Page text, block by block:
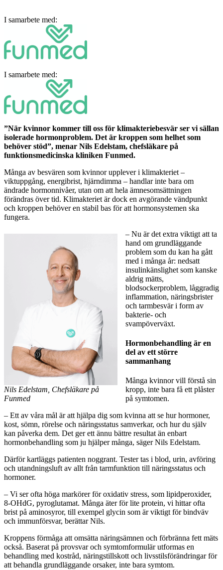
I samarbete med:
I samarbete med:
”När kvinnor kommer till oss för klimakteriebesvär ser vi sällan
isolerade hormonproblem. Det är kroppen som helhet som
behöver stöd”, menar Nils Edelstam, chefsläkare på
funktionsmedicinska kliniken Funmed.
Många av besvären som kvinnor upplever i klimakteriet –
viktuppgång, energibrist, hjärndimma – handlar inte bara om
ändrade hormonnivåer, utan om att hela ämnesomsättningen
förändras över tid. Klimakteriet är dock en avgörande vändpunkt
och kroppen behöver en stabil bas för att hormonsystemen ska
fungera.
Nils Edelstam, Chefsläkare på
Funmed
– Nu är det extra viktigt att ta
hand om grundläggande
problem som du kan ha gått
med i många år: nedsatt
insulinkänslighet som kanske
aldrig mätts,
blodsockerproblem, låggradig
inflammation, näringsbrister
och tarmbesvär i form av
bakterie- och
svampöverväxt.
Hormonbehandling är en
del av ett större
sammanhang
Många kvinnor vill förstå sin
kropp, inte bara få ett plåster
på symtomen.
– Ett av våra mål är att hjälpa dig som kvinna att se hur hormoner,
kost, sömn, rörelse och näringsstatus samverkar, och hur du själv
kan påverka dem. Det ger ett ännu bättre resultat än enbart
hormonbehandling som ju hjälper många, säger Nils Edelstam.
Därför kartläggs patienten noggrant. Tester tas i blod, urin, avföring
och utandningsluft av allt från tarmfunktion till näringsstatus och
hormoner.
– Vi ser ofta höga markörer för oxidativ stress, som lipidperoxider,
8-OHdG, pyroglutamat. Många äter för lite protein, vi hittar ofta
brist på aminosyror, till exempel glycin som är viktigt för bindväv
och immunförsvar, berättar Nils.
Kroppens förmåga att omsätta näringsämnen och förbränna fett mäts
också. Baserat på provsvar och symtomformulär utformas en
behandling med kostråd, näringstillskott och livsstilsförändringar för
att behandla grundläggande orsaker, inte bara symtom.